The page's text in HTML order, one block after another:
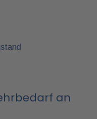
an